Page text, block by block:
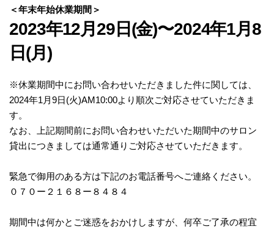
ロ
＜年末年始休業期間＞
2023年12月29日(金)〜2024年1月8
日(月)
※休業期間中にお問い合わせいただきました件に関しては、
2024年1月9日(火)AM10:00より順次ご対応させていただきま
す。
なお、上記期間前にお問い合わせいただいた期間中のサロン
貸出につきましては通常通りご対応させていただきます。
緊急で御用のある方は下記のお電話番号へご連絡ください。
０７０ー２１６８ー８４８４
期間中は何かとご迷惑をおかけしますが、何卒ご了承の程宜